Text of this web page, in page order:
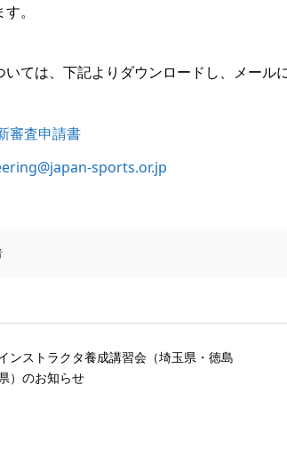
。
いては、下記よりダウンロードし、メール
審査申請書
sports.or.jp
ンストラクタ養成講習会（埼玉県・徳島
）のお知らせ